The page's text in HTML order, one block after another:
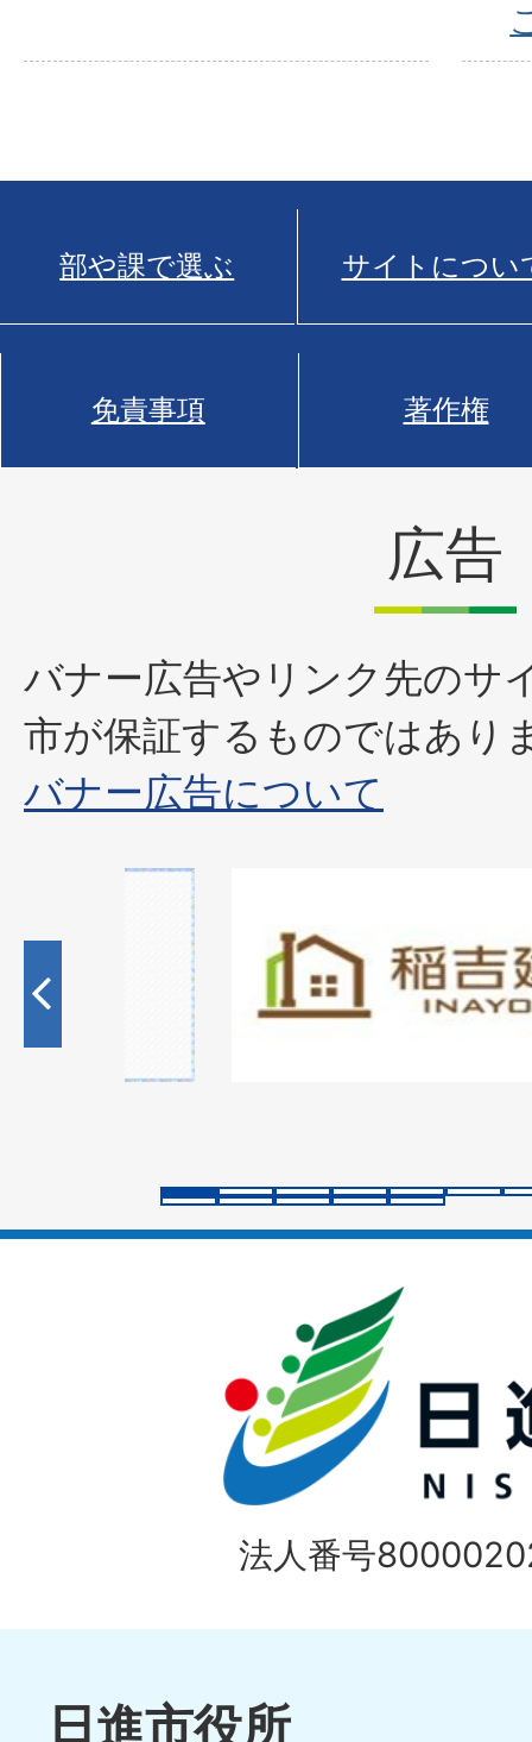
部や課で選ぶ サイトについ
免責事項 著作権
広告
バナー広告やリンク先のサ
市が保証するものではあり
バナー広告について
枚
目
ラ
イ
法人番号
日進市役所